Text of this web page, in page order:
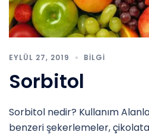
EYLÜL 27, 2019 BILGI
Sorbitol
Sorbitol nedir? Kullanım
benzeri şekerlemeler,